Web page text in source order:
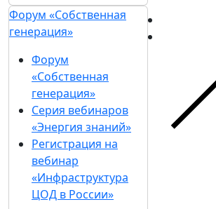
Форум «Собственная
генерация»
Форум
«Собственная
генерация»
Серия вебинаров
«Энергия знаний»
Регистрация на
вебинар
«Инфраструктура
ЦОД в России»